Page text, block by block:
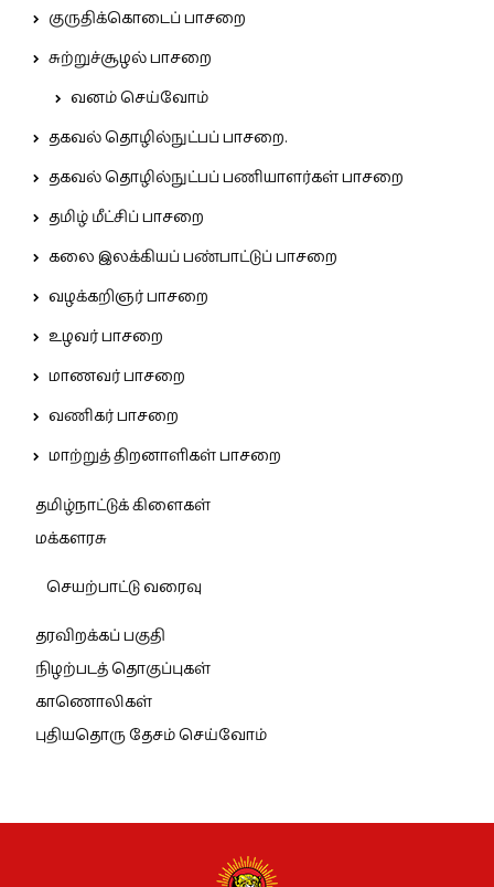
குருதிக்கொடைப் பாசறை
சுற்றுச்சூழல் பாசறை
வனம் செய்வோம்
தகவல் தொழில்நுட்பப் பாசறை.
தகவல் தொழில்நுட்பப் பணியாளர்கள் பாசறை
தமிழ் மீட்சிப் பாசறை
கலை இலக்கியப் பண்பாட்டுப் பாசறை
வழக்கறிஞர் பாசறை
உழவர் பாசறை
மாணவர் பாசறை
வணிகர் பாசறை
மாற்றுத் திறனாளிகள் பாசறை
தமிழ்நாட்டுக் கிளைகள்
மக்களரசு
செயற்பாட்டு வரைவு
தரவிறக்கப் பகுதி
நிழற்படத் தொகுப்புகள்
காணொலிகள்
புதியதொரு தேசம் செய்வோம்